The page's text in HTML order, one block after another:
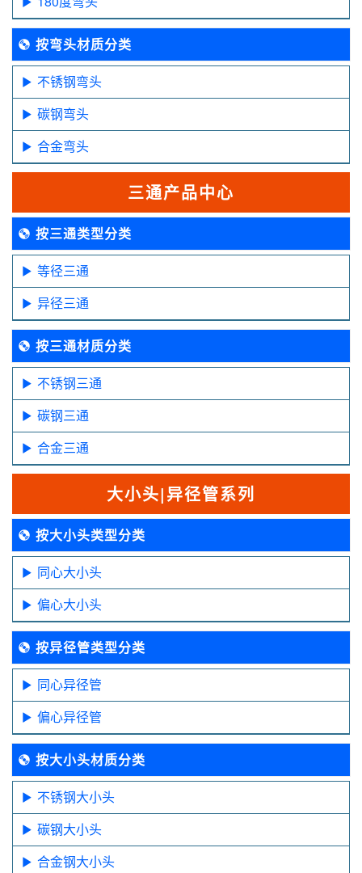
按弯头材质分类
不锈钢弯头
碳钢弯头
合金弯头
三通产品中心
按三通类型分类
等径三通
异径三通
按三通材质分类
不锈钢三通
碳钢三通
合金三通
大小头|异径管系列
按大小头类型分类
同心大小头
偏心大小头
按异径管类型分类
同心异径管
偏心异径管
按大小头材质分类
不锈钢大小头
碳钢大小头
合金钢大小头